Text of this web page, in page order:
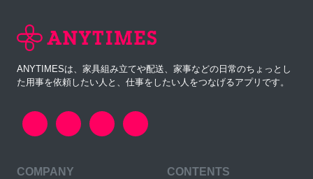
ANYTIMESは、家具組み立てや配送、家事などの日常のちょっとし
た用事を依頼したい人と、仕事をしたい人をつなげるアプリです。
COMPANY CONTENTS